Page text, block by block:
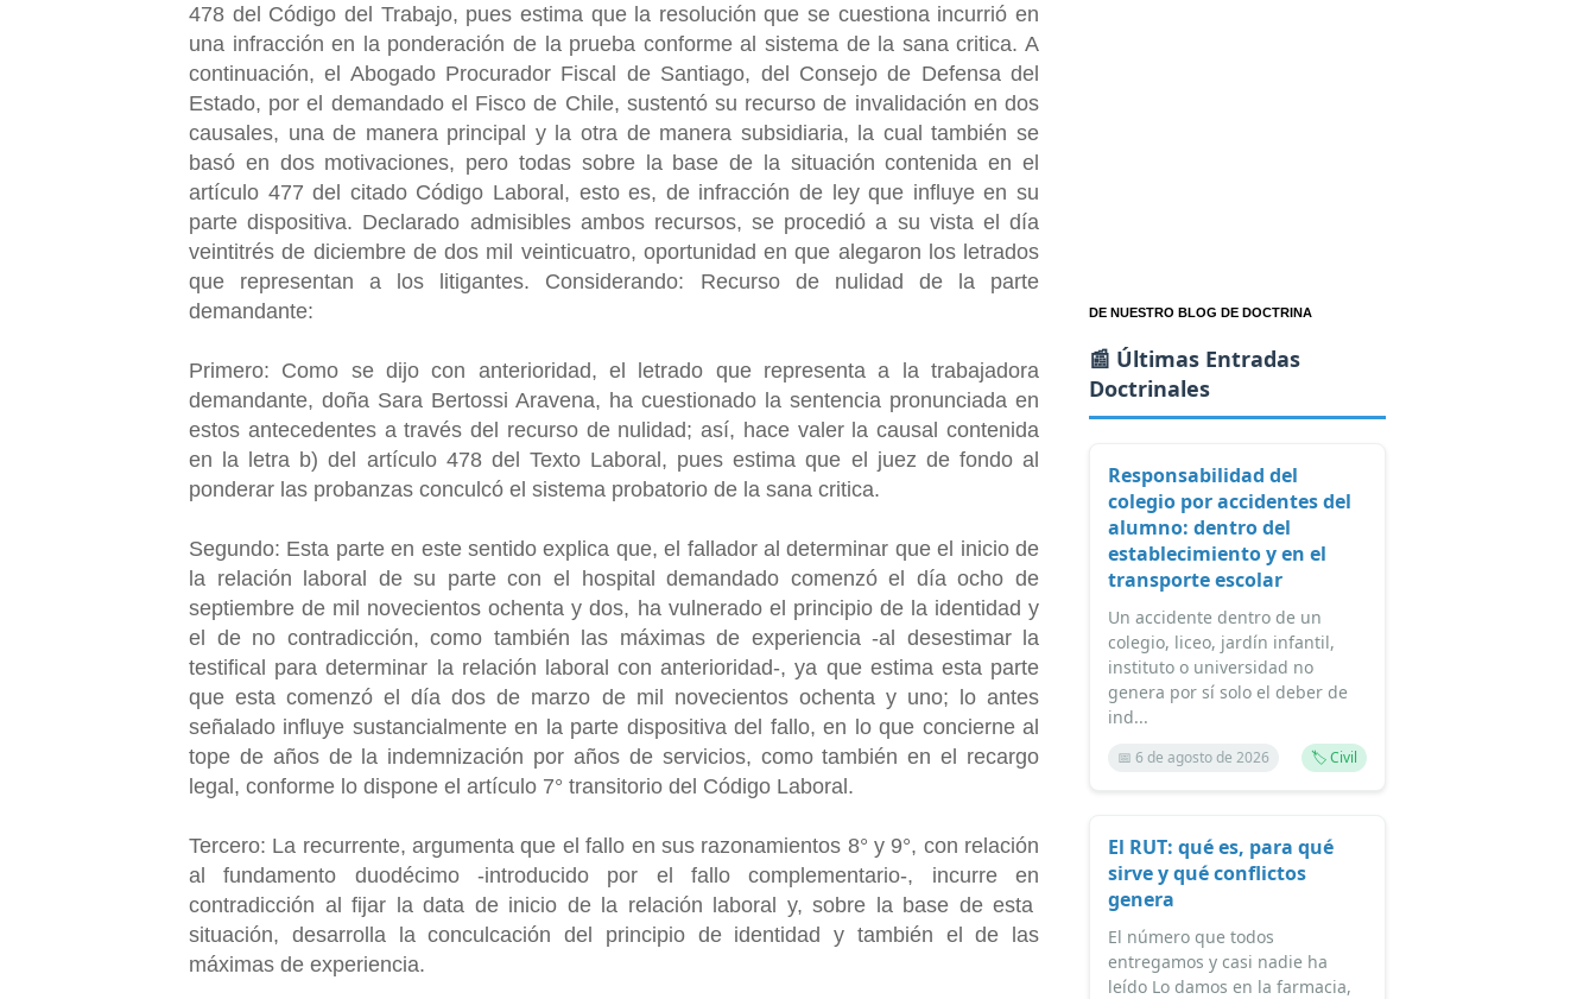
478 del Código del Trabajo, pues estima que la resolución que se cuestiona incurrió en
una infracción en la ponderación de la prueba conforme al sistema de la sana critica. A
continuación, el Abogado Procurador Fiscal de Santiago, del Consejo de Defensa del
Estado, por el demandado el Fisco de Chile, sustentó su recurso de invalidación en dos
causales, una de manera principal y la otra de manera subsidiaria, la cual también se
basó en dos motivaciones, pero todas sobre la base de la situación contenida en el
artículo 477 del citado Código Laboral, esto es, de infracción de ley que influye en su
parte dispositiva. Declarado admisibles ambos recursos, se procedió a su vista el día
veintitrés de diciembre de dos mil veinticuatro, oportunidad en que alegaron los letrados
que representan a los litigantes. Considerando: Recurso de nulidad de la parte
demandante:
Primero: Como se dijo con anterioridad, el letrado que representa a la trabajadora
demandante, doña Sara Bertossi Aravena, ha cuestionado la sentencia pronunciada en
estos antecedentes a través del recurso de nulidad; así, hace valer la causal contenida
en la letra b) del artículo 478 del Texto Laboral, pues estima que el juez de fondo al
ponderar las probanzas conculcó el sistema probatorio de la sana critica.
Segundo: Esta parte en este sentido explica que, el fallador al determinar que el inicio de
la relación laboral de su parte con el hospital demandado comenzó el día ocho de
septiembre de mil novecientos ochenta y dos, ha vulnerado el principio de la identidad y
el de no contradicción, como también las máximas de experiencia -al desestimar la
testifical para determinar la relación laboral con anterioridad-, ya que estima esta parte
que esta comenzó el día dos de marzo de mil novecientos ochenta y uno; lo antes
señalado influye sustancialmente en la parte dispositiva del fallo, en lo que concierne al
tope de años de la indemnización por años de servicios, como también en el recargo
legal, conforme lo dispone el artículo 7° transitorio del Código Laboral.
Tercero: La recurrente, argumenta que el fallo en sus razonamientos 8° y 9°, con relación
al fundamento duodécimo -introducido por el fallo complementario-, incurre en
contradicción al fijar la data de inicio de la relación laboral y, sobre la base de esta
situación, desarrolla la conculcación del principio de identidad y también el de las
máximas de experiencia.
DE NUESTRO BLOG DE DOCTRINA
📰 Últimas Entradas
Doctrinales
Responsabilidad del
colegio por accidentes del
alumno: dentro del
establecimiento y en el
transporte escolar
Un accidente dentro de un
colegio, liceo, jardín infantil,
instituto o universidad no
genera por sí solo el deber de
ind...
📅 6 de agosto de 2026 🏷️ Civil
El RUT: qué es, para qué
sirve y qué conflictos
genera
El número que todos
entregamos y casi nadie ha
leído Lo damos en la farmacia,